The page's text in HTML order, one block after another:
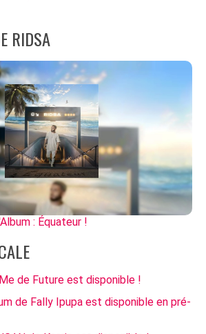
RIDSA
: Équateur !
de Future est disponible !
de Fally Ipupa est disponible en pré-